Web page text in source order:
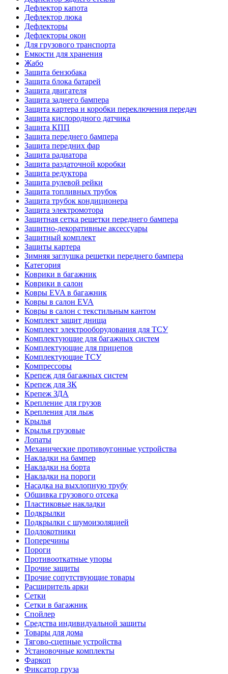
Дефлектор капота
Дефлектор люка
Дефлекторы
Дефлекторы окон
Для грузового транспорта
Емкости для хранения
Жабо
Защита бензобака
Защита блока батарей
Защита двигателя
Защита заднего бампера
Защита картера и коробки переключения передач
Защита кислородного датчика
Защита КПП
Защита переднего бампера
Защита передних фар
Защита радиатора
Защита раздаточной коробки
Защита редуктора
Защита рулевой рейки
Защита топливных трубок
Защита трубок кондиционера
Защита электромотора
Защитная сетка решетки переднего бампера
Защитно-декоративные аксессуары
Защитный комплект
Защиты картера
Зимняя заглушка решетки переднего бампера
Категория
Коврики в багажник
Коврики в салон
Ковры EVA в багажник
Ковры в салон EVA
Ковры в салон с текстильным кантом
Комплект защит днища
Комплект электрооборудования для ТСУ
Комплектующие для багажных систем
Комплектующие для прицепов
Комплектующие ТСУ
Компрессоры
Крепеж для багажных систем
Крепеж для ЗК
Крепеж ЗДА
Крепление для грузов
Крепления для лыж
Крылья
Крылья грузовые
Лопаты
Механические противоугонные устройства
Накладки на бампер
Накладки на борта
Накладки на пороги
Насадка на выхлопную трубу
Обшивка грузового отсека
Пластиковые накладки
Подкрылки
Подкрылки с шумоизоляцией
Подлокотники
Поперечины
Пороги
Противооткатные упоры
Прочие защиты
Прочие сопутствующие товары
Расширитель арки
Сетки
Сетки в багажник
Спойлер
Средства индивидуальной защиты
Товары для дома
Тягово-сцепные устройства
Установочные комплекты
Фаркоп
Фиксатор груза